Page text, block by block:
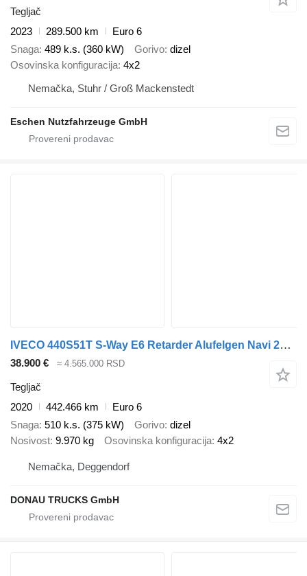
Tegljač
2023
289.500 km
Euro 6
Snaga 489 k.s. (360 kW) Gorivo dizel
Osovinska konfiguracija 4x2
Nemačka, Stuhr / Groß Mackenstedt
Eschen Nutzfahrzeuge GmbH
IVECO 440S51T S-Way E6 Retarder Alufelgen Navi 2Betten
38.900 € ≈ 4.565.000 RSD
Tegljač
2020
442.466 km
Euro 6
Snaga 510 k.s. (375 kW) Gorivo dizel
Nosivost 9.970 kg Osovinska konfiguracija 4x2
Nemačka, Deggendorf
DONAU TRUCKS GmbH